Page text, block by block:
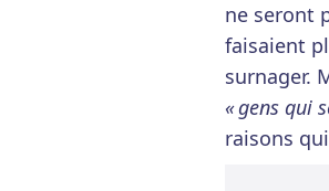
ne seront
faisaient
surnager.
« gens qui
raisons